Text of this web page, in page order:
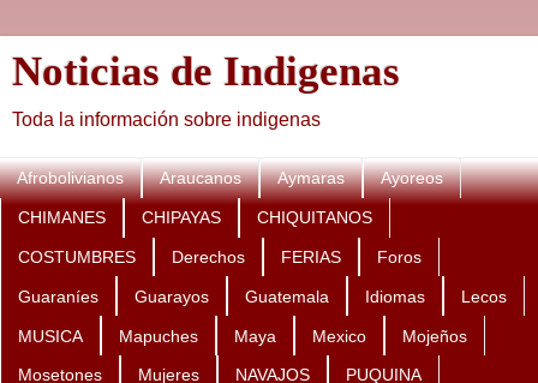
Noticias de Indigenas
Toda la información sobre indigenas
Afrobolivianos Araucanos Aymaras Ayoreos
CHIMANES CHIPAYAS CHIQUITANOS
COSTUMBRES Derechos FERIAS Foros
Guaraníes Guarayos Guatemala Idiomas Lecos
MUSICA Mapuches Maya Mexico Mojeños
Mosetones Mujeres NAVAJOS PUQUINA